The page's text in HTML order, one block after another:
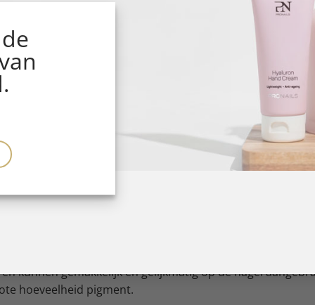
kunnen gemakkelijk en gelijkmatig op de nagel
hoeveelheid pigment.